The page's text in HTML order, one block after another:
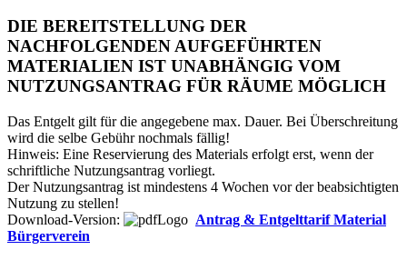
DIE BEREITSTELLUNG DER
NACHFOLGENDEN AUFGEFÜHRTEN
MATERIALIEN IST UNABHÄNGIG VOM
NUTZUNGSANTRAG FÜR RÄUME MÖGLICH
Das Entgelt gilt für die angegebene max. Dauer. Bei Überschreitung
wird die selbe Gebühr nochmals fällig!
Hinweis: Eine Reservierung des Materials erfolgt erst, wenn der
schriftliche Nutzungsantrag vorliegt.
Der Nutzungsantrag ist mindestens 4 Wochen vor der beabsichtigten
Nutzung zu stellen!
Download-Version:
Antrag & Entgelttarif Material
Bürgerverein